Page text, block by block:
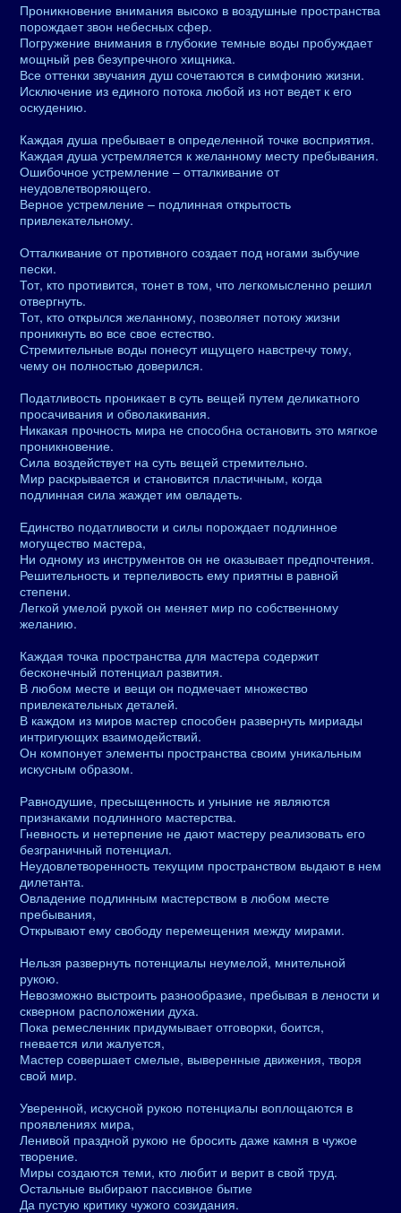
Проникновение внимания высоко в воздушные пространства
порождает звон небесных сфер.
Погружение внимания в глубокие темные воды пробуждает
мощный рев безупречного хищника.
Все оттенки звучания душ сочетаются в симфонию жизни.
Исключение из единого потока любой из нот ведет к его
оскудению.
Каждая душа пребывает в определенной точке восприятия.
Каждая душа устремляется к желанному месту пребывания.
Ошибочное устремление – отталкивание от
неудовлетворяющего.
Верное устремление – подлинная открытость
привлекательному.
Отталкивание от противного создает под ногами зыбучие
пески.
Тот, кто противится, тонет в том, что легкомысленно решил
отвергнуть.
Тот, кто открылся желанному, позволяет потоку жизни
проникнуть во все свое естество.
Стремительные воды понесут ищущего навстречу тому,
чему он полностью доверился.
Податливость проникает в суть вещей путем деликатного
просачивания и обволакивания.
Никакая прочность мира не способна остановить это мягкое
проникновение.
Сила воздействует на суть вещей стремительно.
Мир раскрывается и становится пластичным, когда
подлинная сила жаждет им овладеть.
Единство податливости и силы порождает подлинное
могущество мастера,
Ни одному из инструментов он не оказывает предпочтения.
Решительность и терпеливость ему приятны в равной
степени.
Легкой умелой рукой он меняет мир по собственному
желанию.
Каждая точка пространства для мастера содержит
бесконечный потенциал развития.
В любом месте и вещи он подмечает множество
привлекательных деталей.
В каждом из миров мастер способен развернуть мириады
интригующих взаимодействий.
Он компонует элементы пространства своим уникальным
искусным образом.
Равнодушие, пресыщенность и уныние не являются
признаками подлинного мастерства.
Гневность и нетерпение не дают мастеру реализовать его
безграничный потенциал.
Неудовлетворенность текущим пространством выдают в нем
дилетанта.
Овладение подлинным мастерством в любом месте
пребывания,
Открывают ему свободу перемещения между мирами.
Нельзя развернуть потенциалы неумелой, мнительной
рукою.
Невозможно выстроить разнообразие, пребывая в лености и
скверном расположении духа.
Пока ремесленник придумывает отговорки, боится,
гневается или жалуется,
Мастер совершает смелые, выверенные движения, творя
свой мир.
Уверенной, искусной рукою потенциалы воплощаются в
проявлениях мира,
Ленивой праздной рукою не бросить даже камня в чужое
творение.
Миры создаются теми, кто любит и верит в свой труд.
Остальные выбирают пассивное бытие
Да пустую критику чужого созидания.